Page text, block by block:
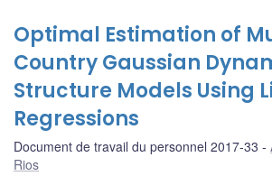
Optimal Estimation of
Country Gaussian
Structure Models Using
Regressions
Document de travail du personnel 2017-33
Rios